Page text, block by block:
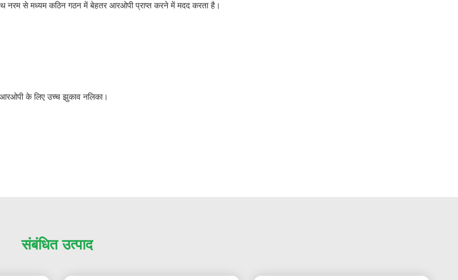
से मध्यम कठिन गठन में बेहतर आरओपी प्राप्त करने में मदद करता है।
के लिए उच्च झुकाव नलिका।
संबंधित उत्पाद